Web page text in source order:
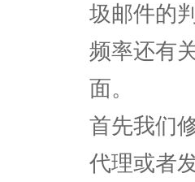
圾邮件的
频率还有
面。
首先我们
代理或者